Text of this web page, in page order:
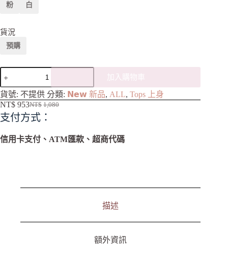
粉 白
貨況
預購
加入購物車
A
l
e
n
貨號: 不提供 分類: 𝗡𝗲𝘄 新品, ALL, Tops 上身
NT$ 1,080
NT$ 953
支付方式：
信用卡支付、ATM匯款、超商代碼
描述
額外資訊